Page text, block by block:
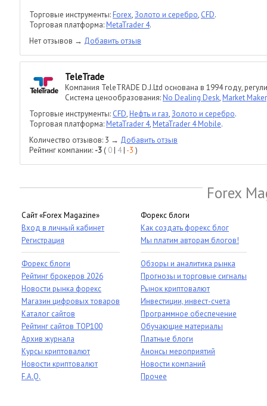
Торговые инструменты:Forex,Золото и серебро, CFD.
Торговая платформа:MetaTrader 4.
Нет отзывов → Добавить отзыв
TeleTrade
Компания TeleTRADE D.J.Ltd основана в 1994 году,
Система ценообразования:No Dealing Desk,Market Maker
Торговые инструменты: CFD,Нефть и газ,Золото и серебро.
Торговая платформа:MetaTrader 4,MetaTrader 4 Mobile.
Количество отзывов: 3 → Добавить отзыв
Рейтинг компании: -3 ( 0| 4| -3 )
Forex
Сайт «Forex Magazine»
Вход в личный кабинет
Регистрация
Форекс блоги
Рейтинг брокеров 2026
Новости рынка форекс
Магазин цифровых товаров
Каталог сайтов
Рейтинг сайтов TOP100
Архив журнала
Курсы криптовалют
Новости криптовалют
F.A.Q.
Форекс блоги
Как создать форекс блог
Мы платим авторам блогов!
Обзоры и аналитика рынка
Прогнозы и торговые сигналы
Рынок криптовалют
Инвестиции, инвест-счета
Программное обеспечение
Обучающие материалы
Платные блоги
Анонсы мероприятий
Новости компаний
Прочее